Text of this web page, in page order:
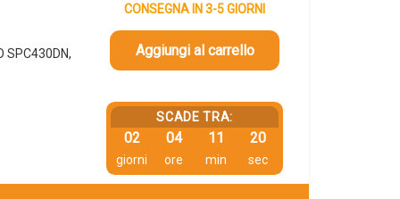
SPC430DN,
CONSEGNA IN 3-5 GIORNI
Aggiungi al carrello
SCADE TRA:
02
giorni
04
ore
11
min
19
sec